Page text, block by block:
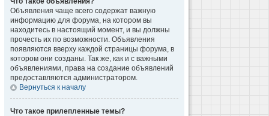
Объявления чаще всего содержат важную
информацию для форума, на котором вы
находитесь в настоящий момент, и вы должны
прочесть их по возможности. Объявления
появляются вверху каждой страницы форума, в
котором они созданы. Так же, как и с важными
объявлениями, права на создание объявлений
предоставляются администратором.
Вернуться к началу
Что такое прилепленные темы?